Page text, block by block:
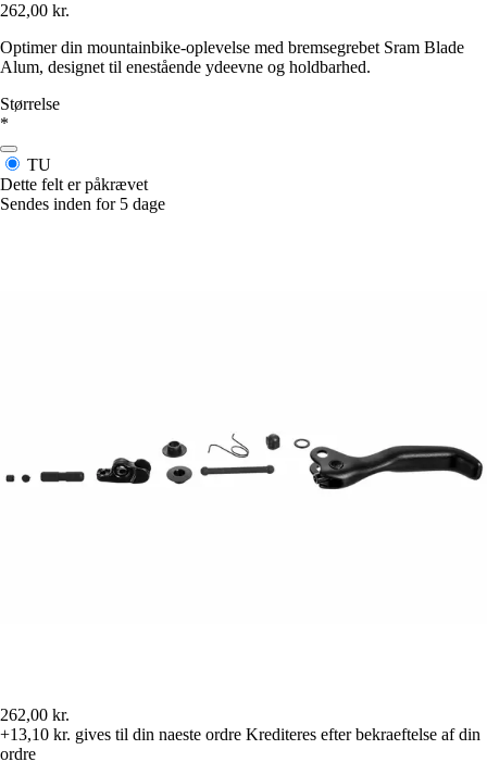
262,00 kr.
Optimer din mountainbike-oplevelse med bremsegrebet Sram Blade
Alum, designet til enestående ydeevne og holdbarhed.
Størrelse
*
TU
Dette felt er påkrævet
Sendes inden for 5 dage
262,00 kr.
+13,10 kr. gives til din naeste ordre Krediteres efter bekraeftelse af din
ordre